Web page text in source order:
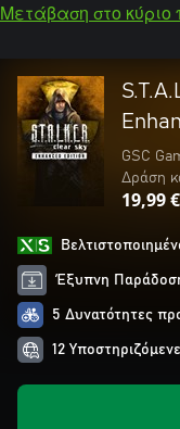
Μετάβαση στο κύριο
GSC
Δράση
19,99 €
Έξυπνη
5 Δυνατότητες
12